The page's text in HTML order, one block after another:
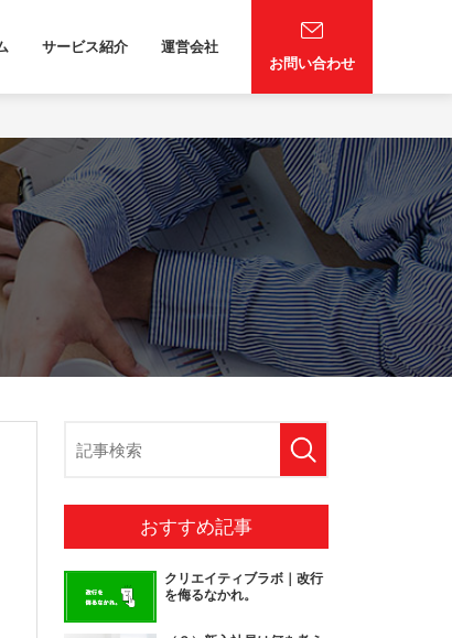
サービス紹介
運営会社
お問い合わせ
おすすめ記事
クリエイティブラボ｜改行
を侮るなかれ。